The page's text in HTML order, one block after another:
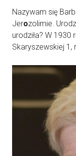
Nazywam się
Jerozolimie.
urodziła? W 1930
Skaryszewskiej 1,